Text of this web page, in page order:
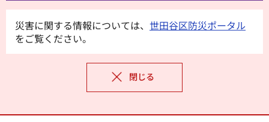
災害に関する情報については、 世田谷区防災ポータル
をご覧ください。
閉じる